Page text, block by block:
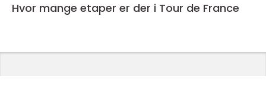
Hvor mange etaper er der i Tour de France